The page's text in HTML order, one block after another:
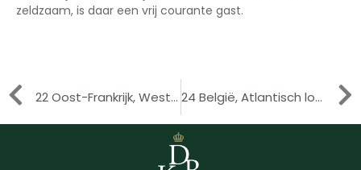
zeldzaam, is daar een vrij courante gast.
22 Oost-Frankrijk, Westelijke Alpen 24 België, Atlantisch loofbosgebied